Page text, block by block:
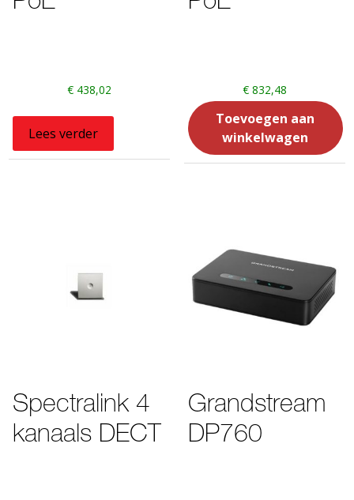
€ 438,02
Lees verder
€832,48
Toevoegen aan
winkelwagen
Spectralink 4
kanaals DECT
Grandstream
DP760